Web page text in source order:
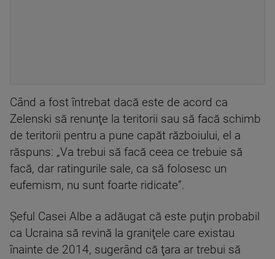
Când a fost întrebat dacă este de acord ca
Zelenski să renunţe la teritorii sau să facă schimb
de teritorii pentru a pune capăt războiului, el a
răspuns: „Va trebui să facă ceea ce trebuie să
facă, dar ratingurile sale, ca să folosesc un
eufemism, nu sunt foarte ridicate”.
Şeful Casei Albe a adăugat că este puţin probabil
ca Ucraina să revină la graniţele care existau
înainte de 2014, sugerând că ţara ar trebui să